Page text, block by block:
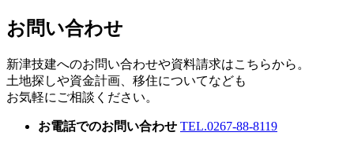
お問い合わせ
新津技建へのお問い合わせや資料請求はこちらから。
土地探しや資金計画、移住についてなども
お気軽にご相談ください。
お電話でのお問い合わせ TEL.0267-88-8119